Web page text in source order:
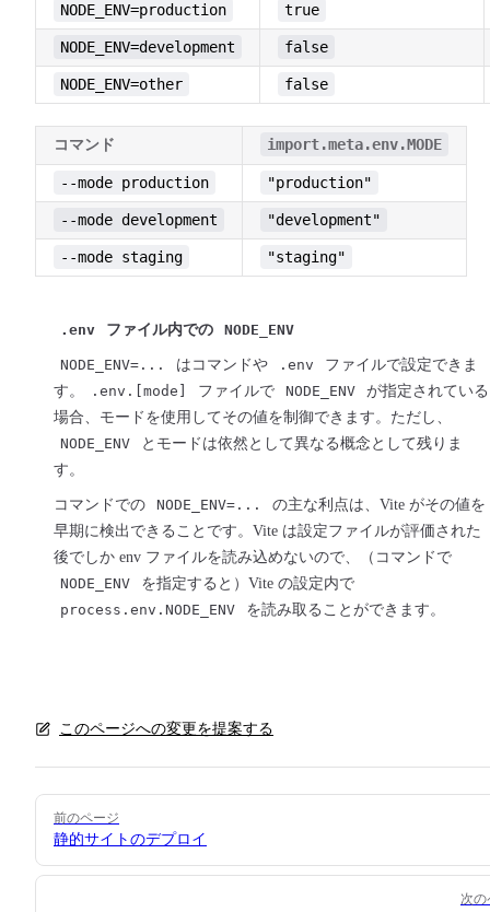
NODE_ENV=production true
NODE_ENV=development false
NODE_ENV=other false
コマンド import.meta.env.MODE
--mode production "production"
--mode development "development"
--mode staging "staging"
.env ファイル内での NODE_ENV
NODE_ENV=... はコマンドや .env
ファイルで設定できま
す。
.env.[mode] ファイルで NODE_ENV
が指定されている
場合、モードを使用してその値を制御できます。ただし、
NODE_ENV
とモードは依然として異なる概念として残りま
す。
コマンドでの NODE_ENV=...
の主な利点は、Vite がその値を
早期に検出できることです。Vite は設定ファイルが評価された
後でしか env ファイルを読み込めないので、（コマンドで
NODE_ENV
を指定すると）Vite の設定内で
process.env.NODE_ENV
を読み取ることができます。
このページへの変更を提案する
Pager
前のページ
静的サイトのデプロイ
次の